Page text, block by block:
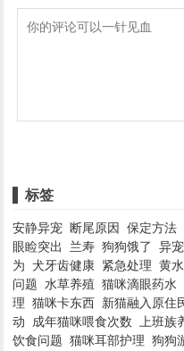
标签
安静异宠 断尾原因 保定方法
眼睑突出
兰寿 狗狗饿了 异
为 犬牙齿健康 紧急处理 黄水
问题 水草养殖 猫咪滴眼药水
理 猫咪卡东西 新猫融入原住
动
成年猫咪喂食次数 上班族
饮食问题 猫咪耳部护理 狗狗